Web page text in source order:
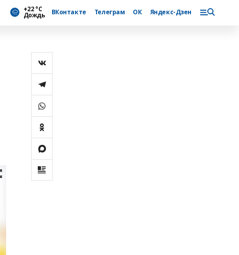
+22 °С
Дождь ВКонтакте Телеграм ОК Яндекс-Дзен